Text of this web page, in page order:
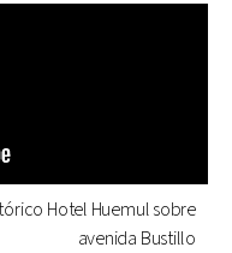
Hotel Huemul sobre
avenida Bustillo